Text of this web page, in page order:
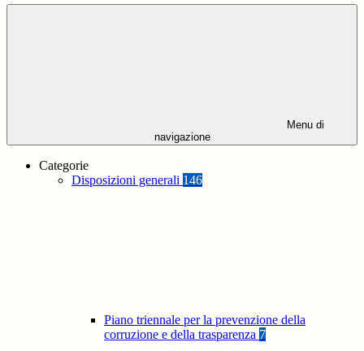
Menu di
navigazione
Categorie
Disposizioni generali 146
Piano triennale per la prevenzione della
corruzione e della trasparenza 7